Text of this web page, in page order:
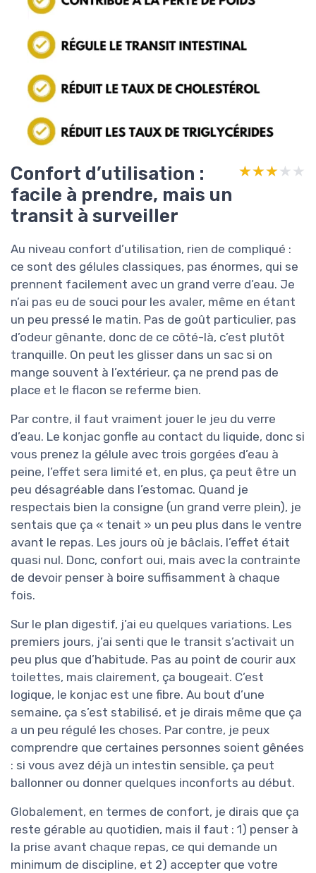
Confort d’utilisation :
facile à prendre, mais un
transit à surveiller
★★★★★
★★★★★
Au niveau confort d’utilisation, rien de compliqué :
ce sont des gélules classiques, pas énormes, qui se
prennent facilement avec un grand verre d’eau. Je
n’ai pas eu de souci pour les avaler, même en étant
un peu pressé le matin. Pas de goût particulier, pas
d’odeur gênante, donc de ce côté-là, c’est plutôt
tranquille. On peut les glisser dans un sac si on
mange souvent à l’extérieur, ça ne prend pas de
place et le flacon se referme bien.
Par contre, il faut vraiment jouer le jeu du verre
d’eau. Le konjac gonfle au contact du liquide, donc si
vous prenez la gélule avec trois gorgées d’eau à
peine, l’effet sera limité et, en plus, ça peut être un
peu désagréable dans l’estomac. Quand je
respectais bien la consigne (un grand verre plein), je
sentais que ça « tenait » un peu plus dans le ventre
avant le repas. Les jours où je bâclais, l’effet était
quasi nul. Donc, confort oui, mais avec la contrainte
de devoir penser à boire suffisamment à chaque
fois.
Sur le plan digestif, j’ai eu quelques variations. Les
premiers jours, j’ai senti que le transit s’activait un
peu plus que d’habitude. Pas au point de courir aux
toilettes, mais clairement, ça bougeait. C’est
logique, le konjac est une fibre. Au bout d’une
semaine, ça s’est stabilisé, et je dirais même que ça
a un peu régulé les choses. Par contre, je peux
comprendre que certaines personnes soient gênées
: si vous avez déjà un intestin sensible, ça peut
ballonner ou donner quelques inconforts au début.
Globalement, en termes de confort, je dirais que ça
reste gérable au quotidien, mais il faut : 1) penser à
la prise avant chaque repas, ce qui demande un
minimum de discipline, et 2) accepter que votre